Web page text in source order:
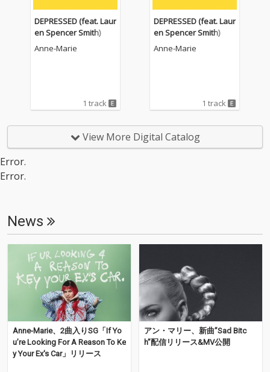
DEPRESSED (feat. Laur
en Spencer Smith)
Anne-Marie
1 track
DEPRESSED (feat. Laur
en Spencer Smith)
Anne-Marie
1 track
View More Digital Catalog
Error.
Error.
News
Anne-Marie、2曲入りSG「If Yo
u’re Looking For A Reason To Ke
y Your Ex's Car」リリース
アン・マリー、新曲”Sad Bitc
h”配信リリース&MV公開